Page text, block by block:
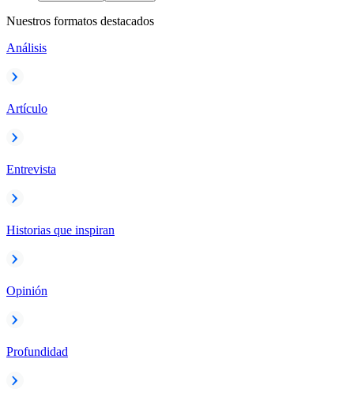
Nuestros formatos destacados
Análisis
Artículo
Entrevista
Historias que inspiran
Opinión
Profundidad